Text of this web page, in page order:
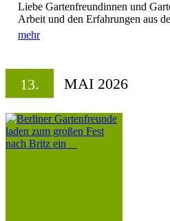
Liebe Gartenfreundinnen und
Arbeit und den Erfahrungen aus
mehr
13. MAI 2026